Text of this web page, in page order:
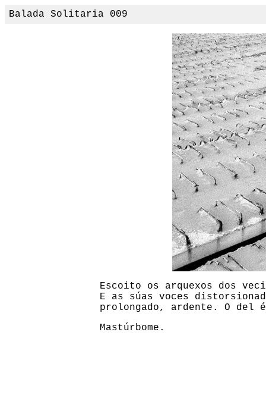
Balada Solitaria 009
Escoito os arquexos dos
E as súas voces
prolongado, ardente. O del
Mastúrbome.